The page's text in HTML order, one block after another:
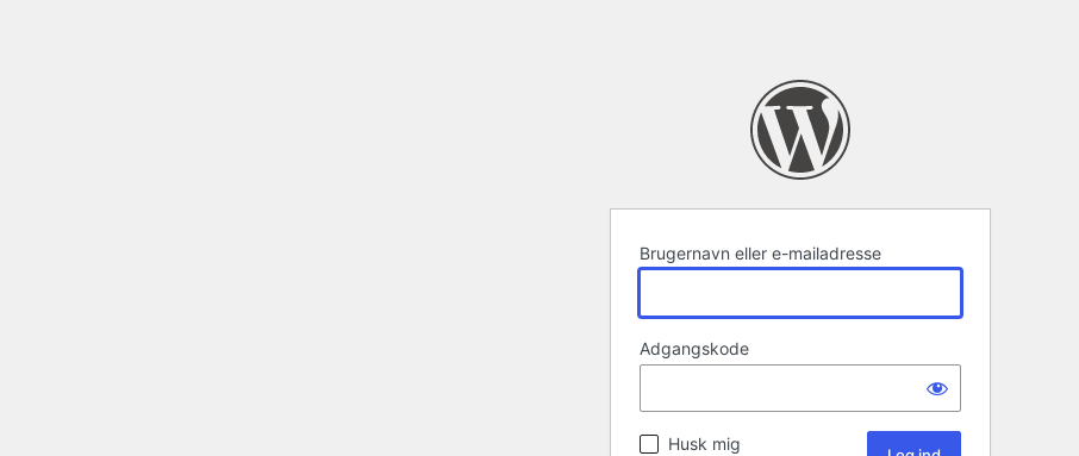
Brugernavn eller e-mailadresse
Adgangskode
Husk mig